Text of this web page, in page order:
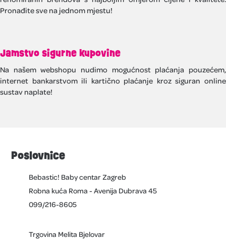
Pronađite sve na jednom mjestu!
Jamstvo sigurne kupovine
Na našem webshopu nudimo mogućnost plaćanja pouzećem,
internet bankarstvom ili kartično plaćanje kroz siguran online
sustav naplate!
Poslovnice
Bebastic! Baby centar Zagreb
Robna kuća Roma - Avenija Dubrava 45
099/216-8605
Trgovina Melita Bjelovar